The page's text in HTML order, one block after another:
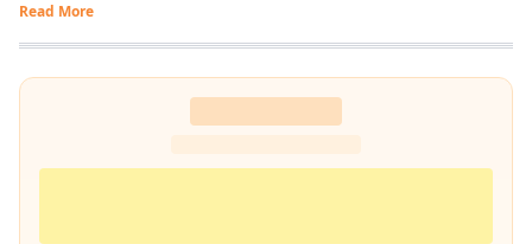
Read More